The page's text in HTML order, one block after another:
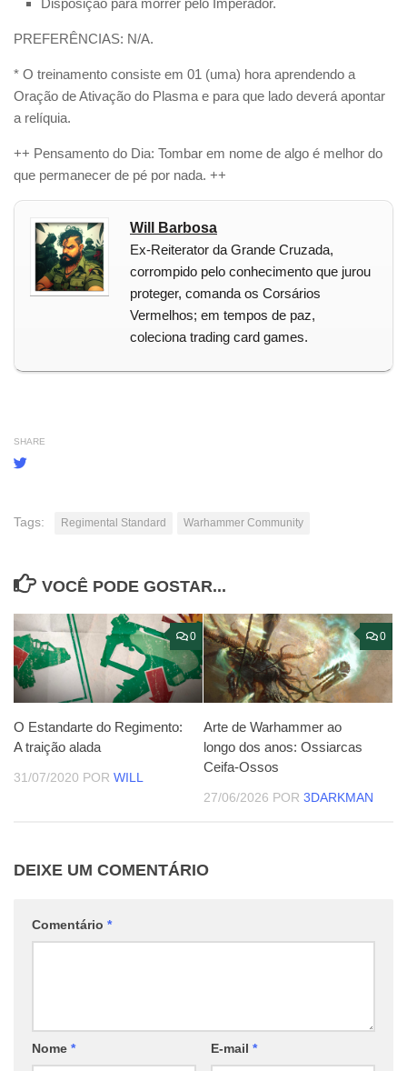
PREFERÊNCIAS: N/A.
* O treinamento consiste em 01 (uma) hora aprendendo a
Oração de Ativação do Plasma e para que lado deverá apontar
a relíquia.
++ Pensamento do Dia: Tombar em nome de algo é melhor do
que permanecer de pé por nada. ++
Will Barbosa
Ex-Reiterator da Grande Cruzada,
corrompido pelo conhecimento que jurou
proteger, comanda os Corsários
Vermelhos; em tempos de paz,
coleciona trading card games.
SHARE
Tags: Regimental Standard Warhammer Community
VOCÊ PODE GOSTAR...
0
O Estandarte do Regimento:
A traição alada
31/07/2020 POR WILL
0
Arte de Warhammer ao
longo dos anos: Ossiarcas
Ceifa-Ossos
27/06/2026 POR 3DARKMAN
DEIXE UM COMENTÁRIO
Comentário *
Nome * E-mail *